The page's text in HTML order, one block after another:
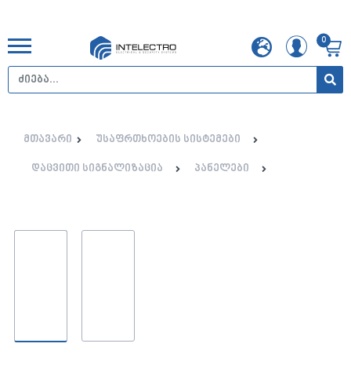
0
მთავარი უსაფრთხოების სისტემები
დაცვითი სიგნალიზაცია პანელები